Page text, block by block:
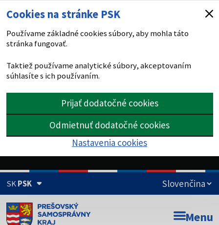
Cookies na stránke PSK
Používame základné cookies súbory, aby mohla táto
stránka fungovať.
Taktiež používame analytické súbory, akceptovaním
súhlasíte s ich používaním.
Prijať dodatočné cookies
Odmietnuť dodatočné cookies
Nastavenia cookies
SKPSK
Doména psk.sk je oficiálna Menu